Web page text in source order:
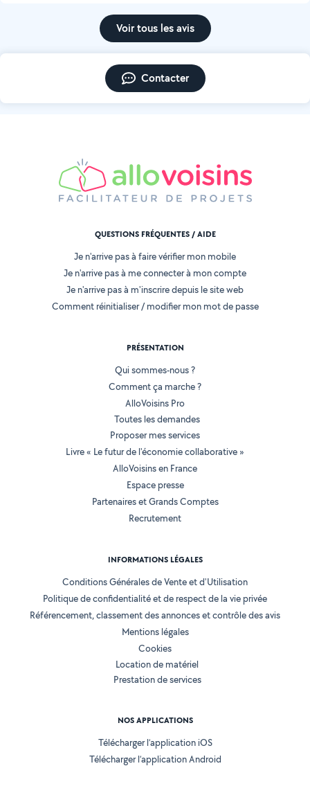
Voir tous les avis
Contacter
QUESTIONS FRÉQUENTES / AIDE
Je n'arrive pas à faire vérifier mon mobile
Je n'arrive pas à me connecter à mon compte
Je n'arrive pas à m'inscrire depuis le site web
Comment réinitialiser / modifier mon mot de passe
PRÉSENTATION
Qui sommes-nous ?
Comment ça marche ?
AlloVoisins Pro
Toutes les demandes
Proposer mes services
Livre « Le futur de l'économie collaborative »
AlloVoisins en France
Espace presse
Partenaires et Grands Comptes
Recrutement
INFORMATIONS LÉGALES
Conditions Générales de Vente et d'Utilisation
Politique de confidentialité et de respect de la vie privée
Référencement, classement des annonces et contrôle des avis
Mentions légales
Cookies
Location de matériel
Prestation de services
NOS APPLICATIONS
Télécharger l’application iOS
Télécharger l’application Android